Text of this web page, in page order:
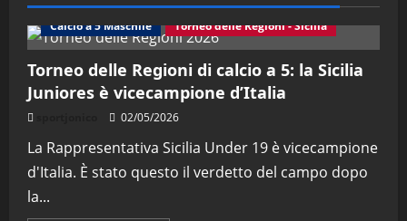
Calcio a 5 Maschile Torneo delle Regioni - Sicilia
Torneo delle Regioni di calcio a 5: la Sicilia
Juniores è vicecampione d’Italia
02/05/2026
La Rappresentativa Sicilia Under 19 è vicecampione
d'Italia. È stato questo il verdetto del campo dopo
la...